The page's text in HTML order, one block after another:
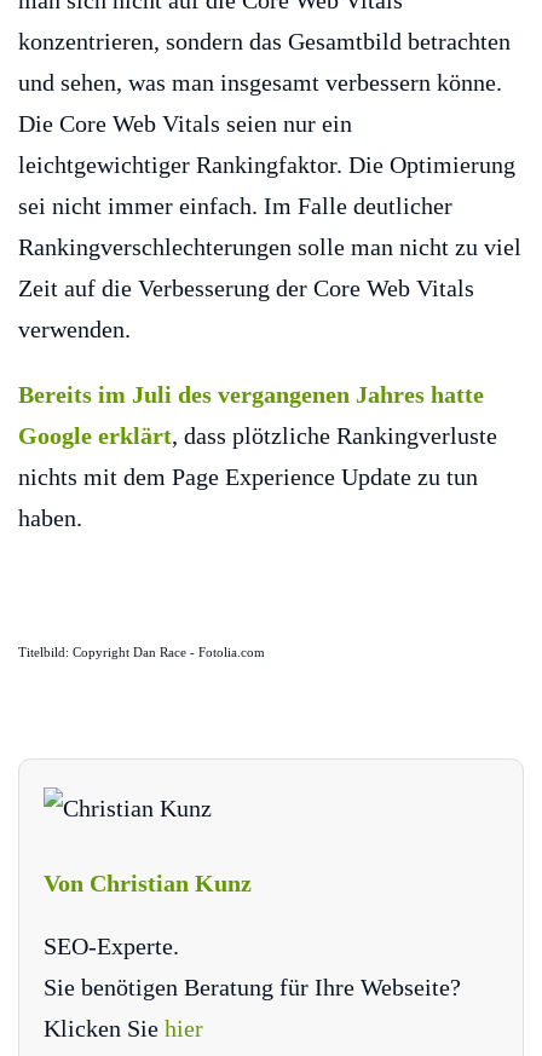
konzentrieren, sondern das Gesamtbild betrachten
und sehen, was man insgesamt verbessern könne.
Die Core Web Vitals seien nur ein
leichtgewichtiger Rankingfaktor. Die Optimierung
sei nicht immer einfach. Im Falle deutlicher
Rankingverschlechterungen solle man nicht zu viel
Zeit auf die Verbesserung der Core Web Vitals
verwenden.
Bereits im Juli des vergangenen Jahres hatte
Google erklärt, dass plötzliche Rankingverluste
nichts mit dem Page Experience Update zu tun
haben.
Titelbild: Copyright Dan Race - Fotolia.com
Von Christian Kunz
SEO-Experte.
Sie benötigen Beratung für Ihre Webseite?
Klicken Sie hier